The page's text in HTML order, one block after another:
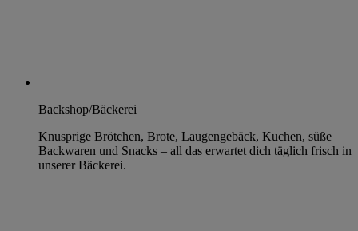
Backshop/Bäckerei
Knusprige Brötchen, Brote, Laugengebäck, Kuchen, süße
Backwaren und Snacks – all das erwartet dich täglich frisch in
unserer Bäckerei.